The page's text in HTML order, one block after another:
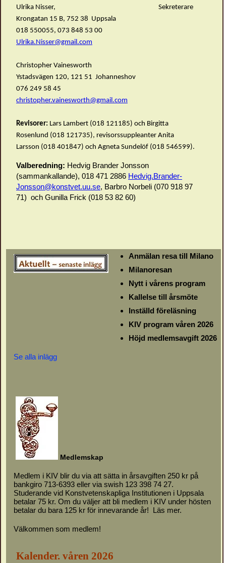
Ulrika Nisser, Sekreterare
Krongatan 15 B, 752 38 Uppsala
018 550055, 073 848 53 00
Ulrika.Nisser@gmail.com
Christopher Vainesworth
Ystadsvägen 120, 121 51 Johanneshov
076 249 58 45
christopher.vainesworth@gmail.com
Revisorer: Lars Lambert (018 121185) och Birgitta
Rosenlund (018 121735), revisorssuppleanter Anita
Larsson (018 401847) och Agneta Sundelöf (018 546599).
Valberedning: Hedvig Brander Jonsson
(sammankallande), 018 471 2886 Hedvig.Brander-
Jonsson@konstvet.uu.se, Barbro Norbeli (070 918 97
71) och Gunilla Frick (018 53 82 60)
Anmälan resa till Milano
Milanoresan
Nytt i vårens program
Kallelse till årsmöte
Inställd föreläsning
KIV program våren 2026
Höjd medlemsavgift 2026
Se alla inlägg
Medlemskap
Medlem i KIV blir du via att sätta in årsavgiften 250 kr på
bankgiro 713-6393 eller via swish 123 398 74 27.
Studerande vid Konstvetenskapliga Institutionen i Uppsala
betalar 75 kr. Om du väljer att bli medlem i KIV under hösten
betalar du bara 125 kr för innevarande år! Läs mer.
Välkommen som medlem!
Kalender. våren 2026